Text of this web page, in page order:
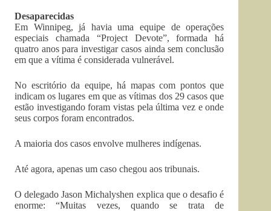
Desaparecidas
Em Winnipeg, já havia uma equipe de operações
especiais chamada “Project Devote”, formada há
quatro anos para investigar casos ainda sem conclusão
em que a vítima é considerada vulnerável.
No escritório da equipe, há mapas com pontos que
indicam os lugares em que as vítimas dos 29 casos que
estão investigando foram vistas pela última vez e onde
seus corpos foram encontrados.
A maioria dos casos envolve mulheres indígenas.
Até agora, apenas um caso chegou aos tribunais.
O delegado Jason Michalyshen explica que o desafio é
enorme: “Muitas vezes, quando se trata de